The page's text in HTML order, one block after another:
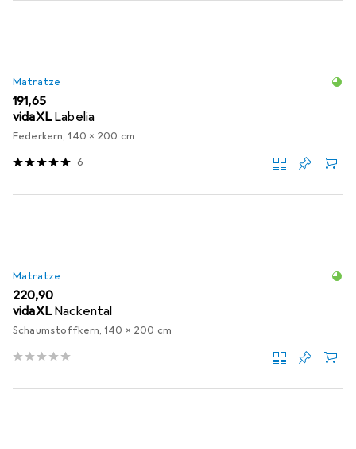
Matratze
EUR
191,65
vidaXL Labelia
Federkern, 140 x 200 cm
6
Matratze
EUR
220,90
vidaXL Nackental
Schaumstoffkern, 140 x 200 cm